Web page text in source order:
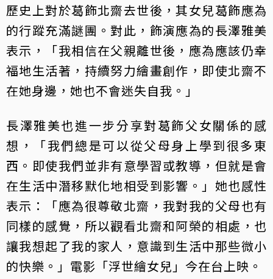
歷史上對於葛飾北齋去世後，其女兒葛飾應為
的行蹤充滿謎團。對此，飾演應為的長澤雅美
表示，「我相信在父親離世後，應為應該仍幸
福地生活著，持續努力繪畫創作，即使北齋不
在她身邊，她也不會迷失自我。」
長澤雅美也進一步分享對葛飾父女關係的感
想，「我們總是可以從父母身上學到很多東
西。即使我們並非有意學習或教導，但就是會
在生活中潛移默化地相受到影響。」她也感性
表示：「應為很尊敬北齋，我對我的父母也有
同樣的感覺，所以觀看北齋和阿榮的相處，也
讓我想起了我的家人，意識到生活中那些微小
的快樂。」電影「浮世繪女兒」今在台上映。